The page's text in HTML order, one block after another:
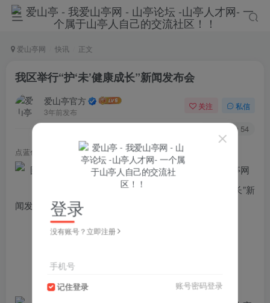
爱山亭网 快讯 正文
我区举行“护‘未’健康成长”新闻发布会
爱山亭官方
3年前发布
关注 私信
54
点蓝色字关注 “山亭快报”
4月19日,区人民政府新闻办公室举行“护‘未’健康成长”新
闻发布会并回答记者提问。
发布人
赵 毅 区民政局党组书记、局长
魏 梅 区检察院党组成员、检查委员会专职委员
许来枫 区教体局党组成员、副局长
登录
没有账号？立即注册
手机号
记住登录 账号密码登录